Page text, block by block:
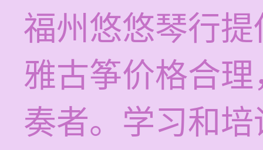
福州悠悠琴行
雅古筝价格合
奏者。学习和